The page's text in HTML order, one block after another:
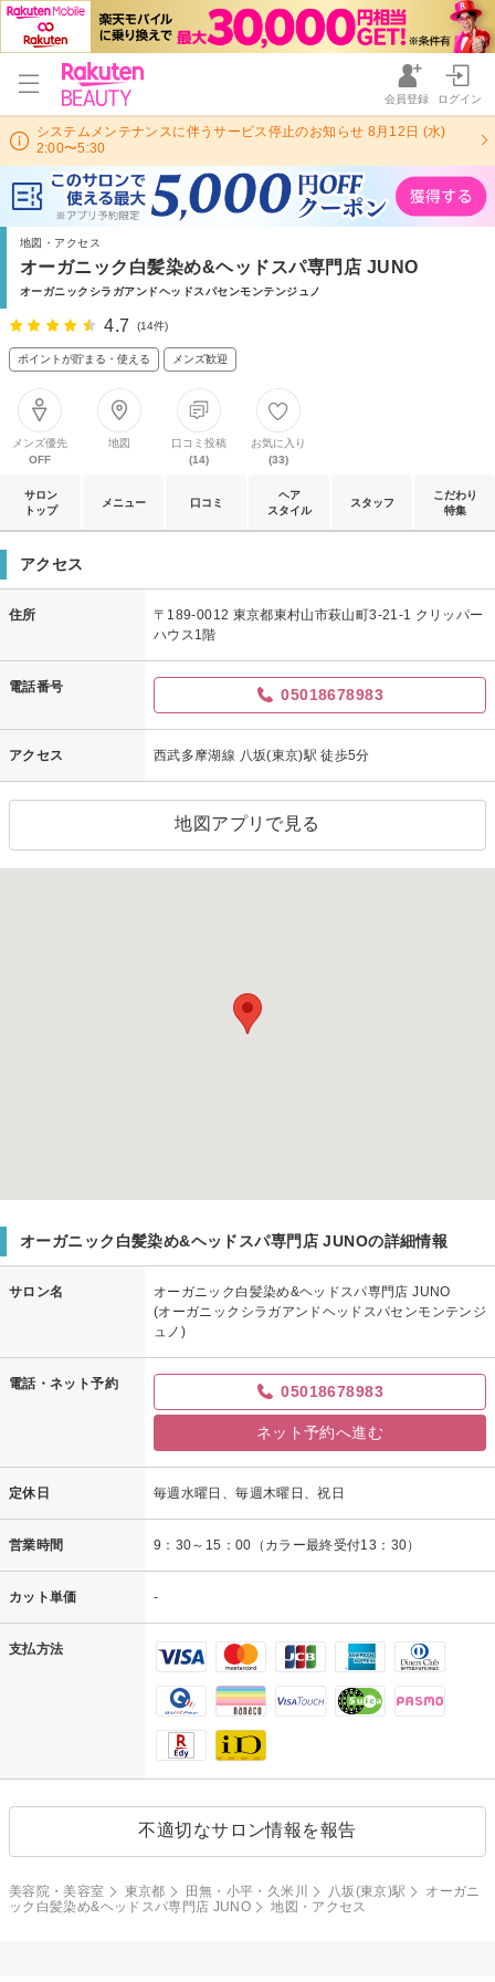
会員登録 ログイン
システムメンテナンスに伴うサービス停止のお知らせ 8月12日 (水)
2:00〜5:30
地図・アクセス
オーガニック白髪染め&ヘッドスパ専門店 JUNO
オーガニックシラガアンドヘッドスパセンモンテンジュノ
4.7 (14件)
ポイントが貯まる・使える メンズ歓迎
メンズ優先
OFF
地図
口コミ投稿
(14)
お気に入り
(33)
サロン
トップ
メニュー 口コミ
ヘア
スタイル
スタッフ
こだわり
特集
アクセス
住所
〒189-0012 東京都東村山市萩山町3-21-1 クリッパー
ハウス1階
電話番号 05018678983
アクセス 西武多摩湖線 八坂(東京)駅 徒歩5分
地図アプリで見る
オーガニック白髪染め&ヘッドスパ専門店 JUNOの詳細情報
サロン名
オーガニック白髪染め&ヘッドスパ専門店 JUNO
(オーガニックシラガアンドヘッドスパセンモンテンジ
ュノ)
電話・ネット予約 05018678983
ネット予約へ進む
定休日 毎週水曜日、毎週木曜日、祝日
営業時間 9：30～15：00（カラー最終受付13：30）
カット単価 -
支払方法
不適切なサロン情報を報告
美容院・美容室 東京都 田無・小平・久米川 八坂(東京)駅
オーガニ
ック白髪染め&ヘッドスパ専門店 JUNO
地図・アクセス